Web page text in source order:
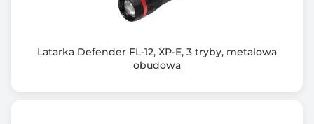
Zawiera baterię / akumulator
Informacje dodatkowe
Latarka Defender FL-12, XP-E, 3 tryby, metalowa
obudowa